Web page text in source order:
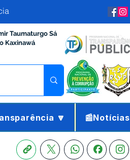
Taumaturgo Sá
Kaxinawá
🔽 📰Notícias